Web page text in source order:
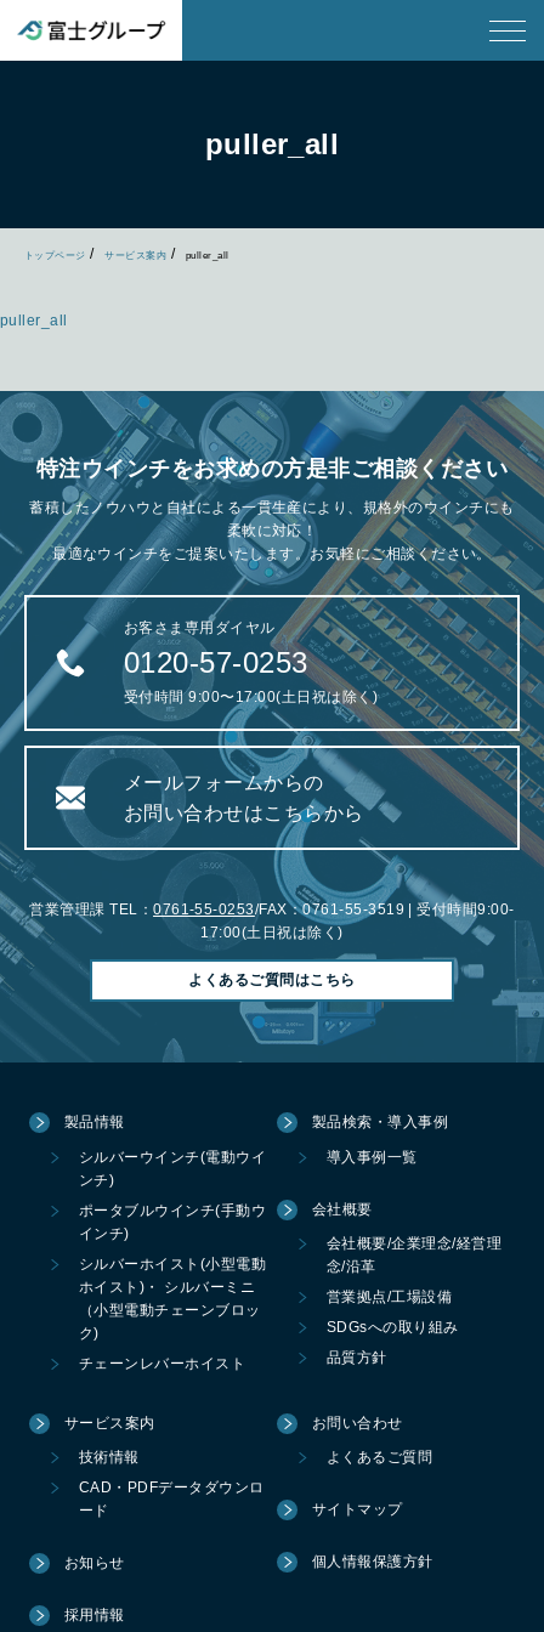
puller_all
トップページ サービス案内 puller_all
puller_all
特注ウインチをお求めの方是非ご相談ください
蓄積したノウハウと自社による一貫生産により、規格外のウインチにも
柔軟に対応！
最適なウインチをご提案いたします。お気軽にご相談ください。
お客さま専用ダイヤル
0120-57-0253
受付時間 9:00〜17:00(土日祝は除く)
メールフォームからの
お問い合わせはこちらから
営業管理課 TEL：0761-55-0253/FAX：0761-55-3519 | 受付時間9:00-
17:00(土日祝は除く)
よくあるご質問はこちら
製品情報
シルバーウインチ(電動ウイ
ンチ)
ポータブルウインチ(手動ウ
インチ)
シルバーホイスト(小型電動
ホイスト)・ シルバーミニ
（小型電動チェーンブロッ
ク)
チェーンレバーホイスト
製品検索・導入事例
導入事例一覧
会社概要
会社概要/企業理念/経営理
念/沿革
営業拠点/工場設備
SDGsへの取り組み
品質方針
サービス案内
技術情報
CAD・PDFデータダウンロ
ード
お知らせ
採用情報
お問い合わせ
よくあるご質問
サイトマップ
個人情報保護方針